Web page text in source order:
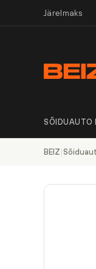
Järelmaks
SÕIDUAUTO
BEIZ |